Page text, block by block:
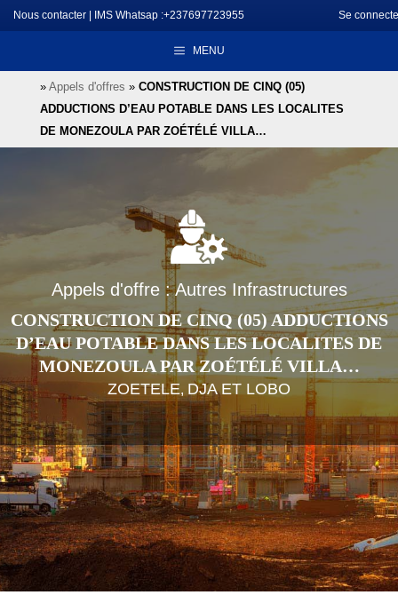
Aller
au
Nous contacter IMS Whatsap :+237697723955 Se
MENU
» Appels d'offres » CONSTRUCTION DE CINQ (05)
ADDUCTIONS D’EAU POTABLE DANS LES LOCALITES
DE MONEZOULA PAR ZOÉTÉLÉ VILLA…
Appels d'offre : Autres Infrastructures
CONSTRUCTION DE CINQ (05) ADDUCTIONS
D’EAU POTABLE DANS LES LOCALITES DE
MONEZOULA PAR ZOÉTÉLÉ VILLA…
ZOETELE, DJA ET LOBO